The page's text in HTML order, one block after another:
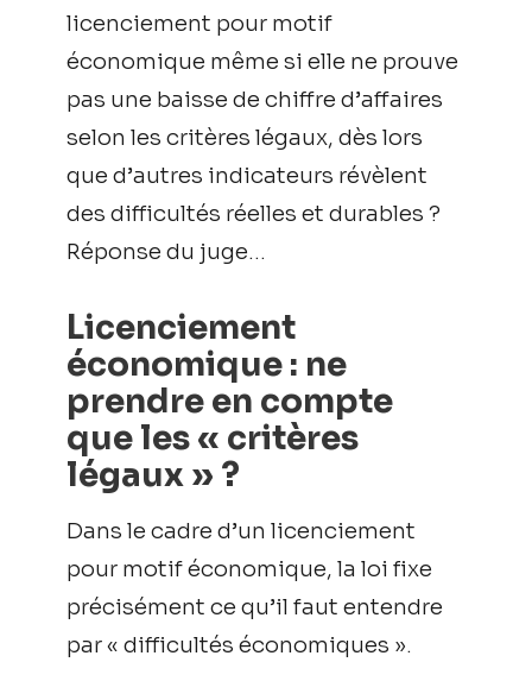
licenciement pour motif
économique même si elle ne prouve
pas une baisse de chiffre d’affaires
selon les critères légaux, dès lors
que d’autres indicateurs révèlent
des difficultés réelles et durables ?
Réponse du juge…
Licenciement
économique : ne
prendre en compte
que les « critères
légaux » ?
Dans le cadre d’un licenciement
pour motif économique, la loi fixe
précisément ce qu’il faut entendre
par « difficultés économiques ».